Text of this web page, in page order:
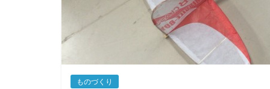
ものづくり